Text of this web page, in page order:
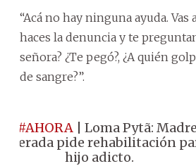
“Acá no hay ninguna ayuda. Vas
haces la denuncia y te
señora? ¿Te pegó?, ¿A quién
de sangre?”.
#AHORA| Loma Pytã: Madre
pide rehabilitación
hijo adicto.